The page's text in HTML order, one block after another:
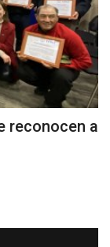
reconocen a